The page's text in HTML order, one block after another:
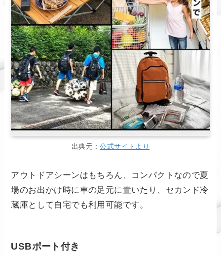
出典元：公式サイトより
アウトドアシーンはもちろん、コンパクトなので夏
場のお出かけ時に車の足元に置いたり、セカンド冷
蔵庫として自宅でも利用可能です。
USBポート付き